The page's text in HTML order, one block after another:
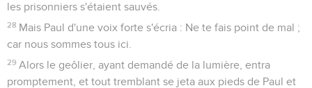
les prisonniers s'étaient sauvés.
28 Mais Paul d'une voix forte s'écria : Ne te fais point de mal ;
car nous sommes tous ici.
29 Alors le geôlier, ayant demandé de la lumière, entra
promptement, et tout tremblant se jeta aux pieds de Paul et